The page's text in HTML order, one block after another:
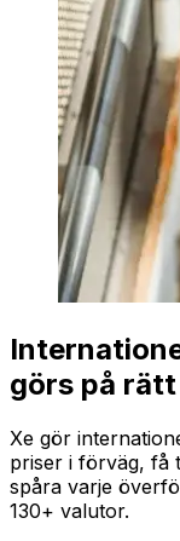
görs på
Xe gör
priser i förväg, få
spåra varje
130+ valutor.